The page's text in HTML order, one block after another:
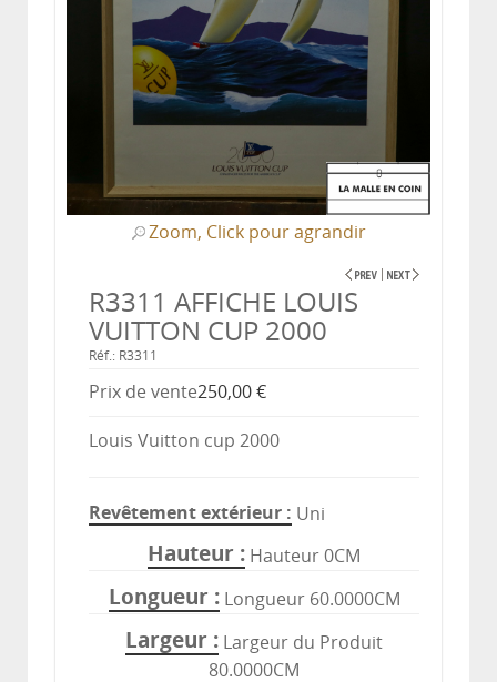
Zoom, Click pour agrandir
R3311 AFFICHE LOUIS
VUITTON CUP 2000
Réf.: R3311
Prix ​​de vente250,00 €
Louis Vuitton cup 2000
Revêtement extérieur Uni
Hauteur Hauteur 0CM
Longueur Longueur 60.0000CM
Largeur
Largeur du Produit
80.0000CM